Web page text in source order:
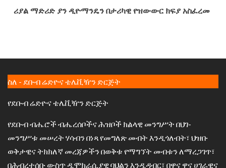
ሪያል ማድሪድ ያን ዲዮማንዴን በታሪካዊ የዝውውር ክፍያ አስፈረመ
ስለ - ደቡብ ሬድዮና ቴሌቪዥን ድርጅት
የደቡብ ሬድዮና ቴሌቪዥን ድርጅት
የደቡብ ብሔሮች ብሔረሰቦችና ሕዝቦች ክልላዊ መንግሥት በህገ-
መንግሥቱ መሠረት ሃሳብን በነጻ የመግለጽ መብት እንዲጎለብት፣ ህዝቡ
ወቅታዊና ትክክለኛ መረጃዎችን በወቅቱ የማግኘት መብቱን ለማረጋገጥ፣
በሕብረተሰቡ ውስጥ ዲሞክራሲያዊ ባህልን እንዲዳብር፣ በዋና ዋና ሀገራዊና